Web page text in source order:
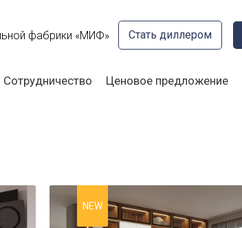
фабрики «МИФ» Стать диллером
Сотрудничество Ценовое предложение
NEW